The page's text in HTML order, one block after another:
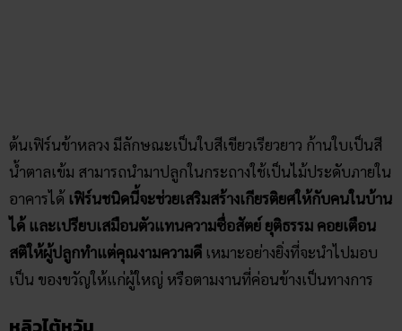
ต้นเฟิร์นข้าหลวง มีลักษณะเป็นใบสีเขียวเรียวยาว ก้านใบเป็นสี
น้ำตาลเข้ม สามารถนำมาปลูกในกระถางใช้เป็นไม้ประดับภายใน
เฟิร์นชนิดนี้จะช่วยเสริมสร้างเกียรติยศให้กับคนในบ้าน
ได้ และเปรียบเสมือนตัวแทนความซื่อสัตย์ ยุติธรรม คอยเตือน